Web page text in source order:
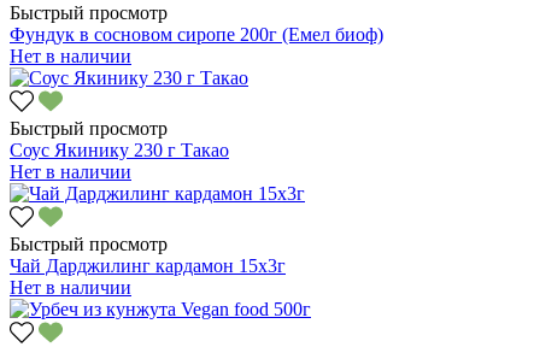
Быстрый просмотр
Фундук в сосновом сиропе 200г (Емел биоф)
Нет в наличии
Быстрый просмотр
Соус Якинику 230 г Такао
Нет в наличии
Быстрый просмотр
Чай Дарджилинг кардамон 15х3г
Нет в наличии